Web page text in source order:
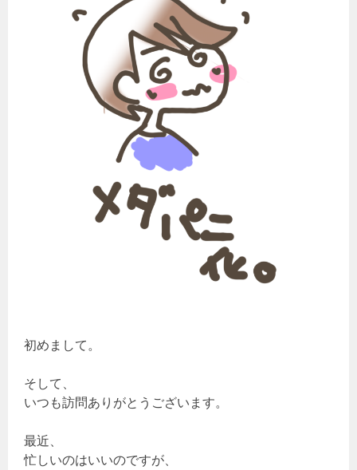
初めまして。
そして、
いつも訪問ありがとうございます。
最近、
忙しいのはいいのですが、